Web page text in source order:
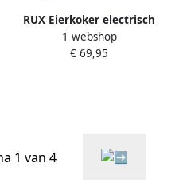
RUX Eierkoker electrisch
Eierkoker met timer Zwart-
‎16xm x 16xm x 16cm; 0.8 kg
1 webshop
€ 69,95
1 van 4